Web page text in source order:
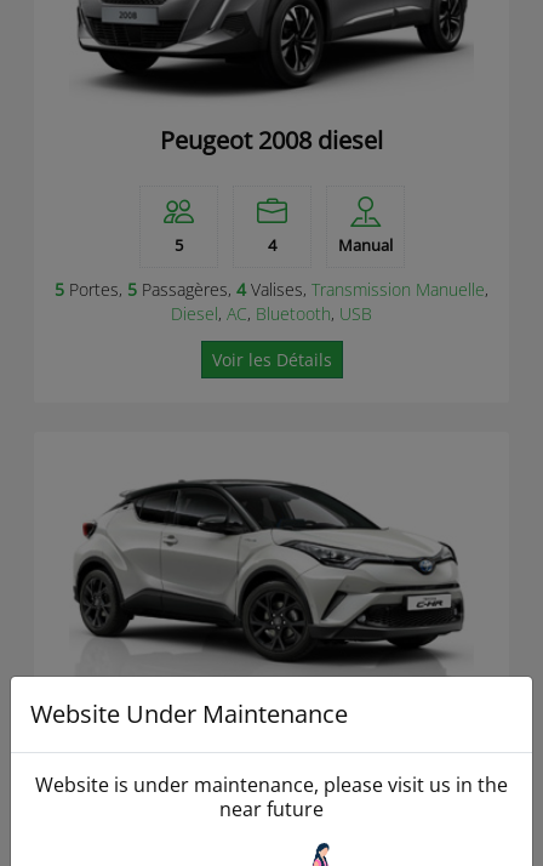
Peugeot 2008 diesel
5 4 Manual
5 Portes, 5 Passagères, 4Valises, Transmission Manuelle,
Diesel, AC, Bluetooth, USB
Voir les Détails
Toyota CH-R Hybrid automatic
Website Under Maintenance
Website is under maintenance, please visit us in the
near future